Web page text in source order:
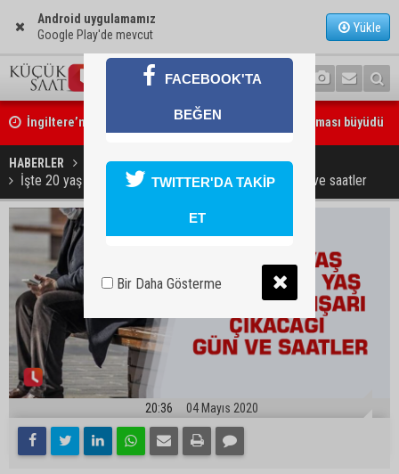
Android uygulamamız
Google Play'de mevcut
Yükle
İngiltere’nin çöpü Adana’ya geldi, mikroplastik tartışması büyüdü
ATÜ’de "Sunar Gastronomi ve Mutfak Sanatları Akademisi"
HABERLER GÜNDEM
İşte 20 yaş altı ve 65 yaş üstünün dışarı çıkacağı gün ve saatler
20:36 04 Mayıs 2020
FACEBOOK'TA
BEĞEN
TWITTER'DA TAKİP
ET
Bir Daha Gösterme